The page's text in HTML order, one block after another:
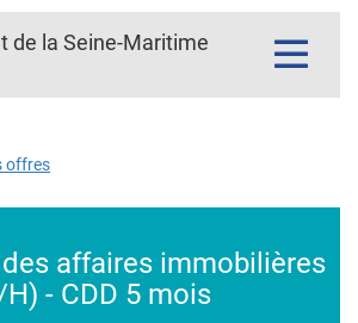
Toggle
de la Seine-Maritime
offres
affaires immobilières
H) - CDD 5 mois